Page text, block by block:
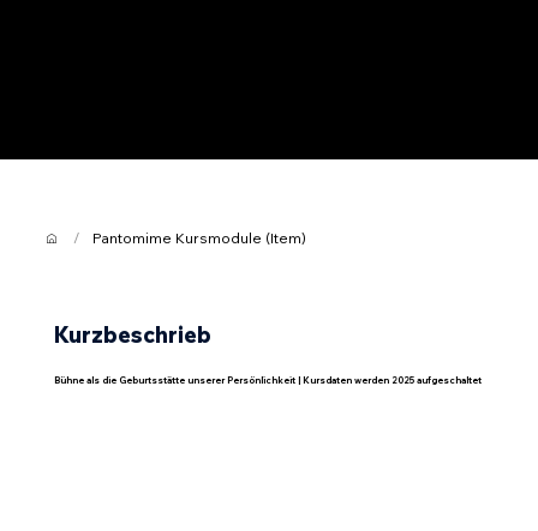
/ Pantomime Kursmodule (Item)
Kurzbeschrieb
Bühne als die Geburtsstätte unserer Persönlichkeit | Kursdaten werden 2025 aufgeschaltet